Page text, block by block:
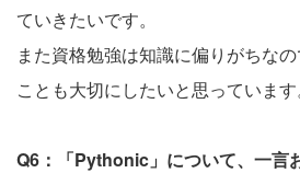
ていきたいです。
また資格勉強は知識に偏りがちな
ことも大切にしたいと思っています
Q6：「Pythonic」について、一言